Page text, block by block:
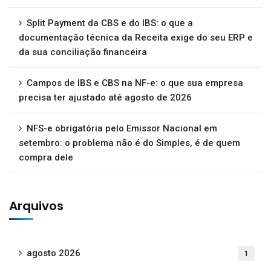
Split Payment da CBS e do IBS: o que a
documentação técnica da Receita exige do seu ERP e
da sua conciliação financeira
Campos de IBS e CBS na NF-e: o que sua empresa
precisa ter ajustado até agosto de 2026
NFS-e obrigatória pelo Emissor Nacional em
setembro: o problema não é do Simples, é de quem
compra dele
Arquivos
agosto 2026 1